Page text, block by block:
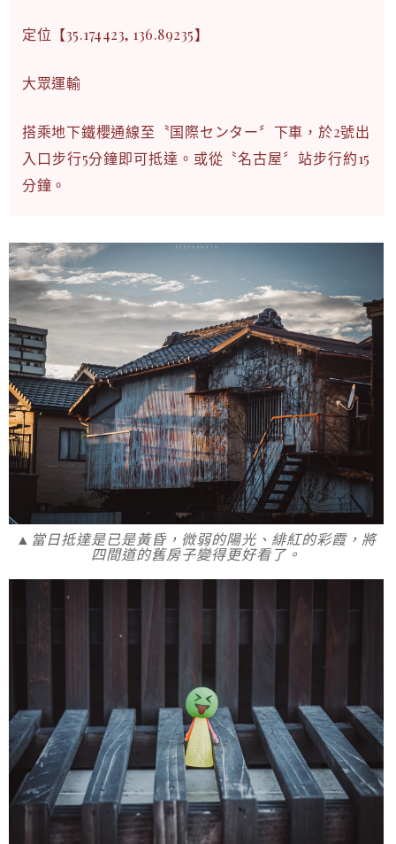
定位【35.174423, 136.89235】
大眾運輸
搭乘地下鐵櫻通線至〝国際センター〞下車，於2號出
入口步行5分鐘即可抵達。或從〝名古屋〞站步行約15
分鐘。
▲當日抵達是已是黃昏，微弱的陽光、緋紅的彩霞，將
四間道的舊房子變得更好看了。